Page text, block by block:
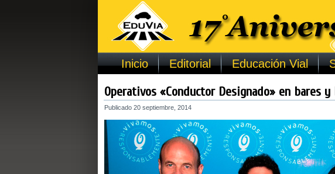
Inicio Editorial Educación Vial
Operativos «Conductor Designado» en bares
Publicado 20 septiembre, 2014